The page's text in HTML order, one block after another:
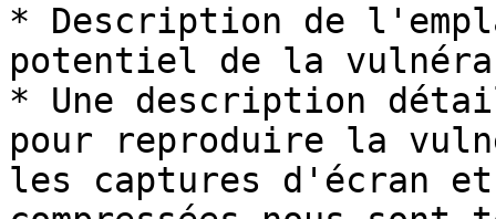
* Description de
potentiel de la
* Une description
pour reproduire la
les captures d'écran